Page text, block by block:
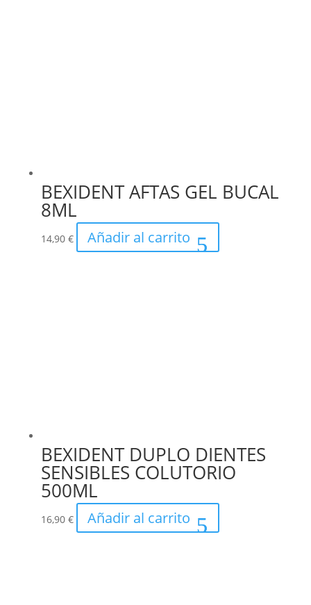
BEXIDENT AFTAS GEL BUCAL
8ML
14,90 € Añadir al carrito
BEXIDENT DUPLO DIENTES
SENSIBLES COLUTORIO
500ML
16,90 € Añadir al carrito